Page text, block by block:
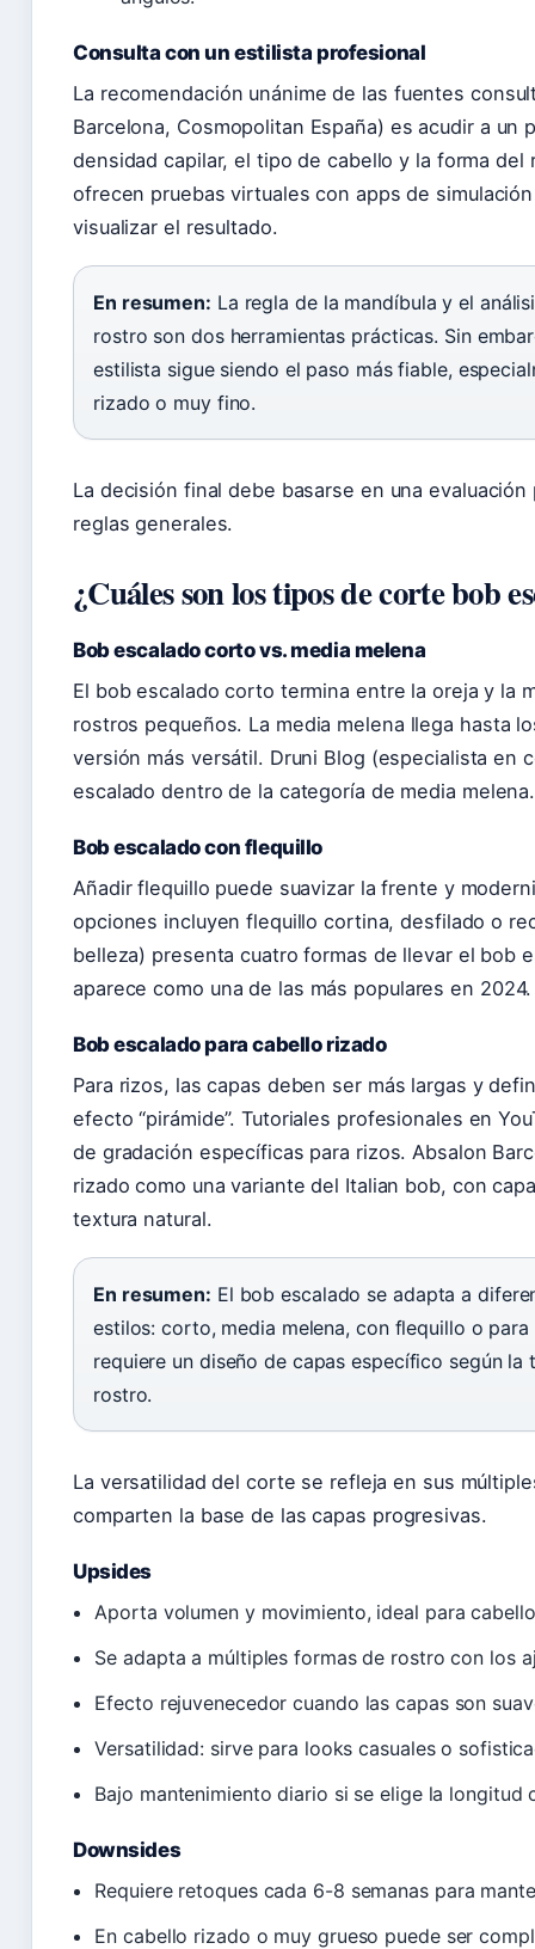
Consulta con un estilista profesional
La recomendación unánime de las fuentes
Barcelona, Cosmopolitan España) es acudir a un
densidad capilar, el tipo de cabello y la forma
ofrecen pruebas virtuales con apps de
visualizar el resultado.
En resumen: La regla de la mandíbula y el
rostro son dos herramientas prácticas. Sin
estilista sigue siendo el paso más fiable,
rizado o muy fino.
La decisión final debe basarse en una
reglas generales.
¿Cuáles son los tipos de corte bob
Bob escalado corto vs. media melena
El bob escalado corto termina entre la oreja y la
rostros pequeños. La media melena llega hasta
versión más versátil. Druni Blog (especialista en
escalado dentro de la categoría de media melena.
Bob escalado con flequillo
Añadir flequillo puede suavizar la frente y
opciones incluyen flequillo cortina, desfilado o
belleza) presenta cuatro formas de llevar el bob
aparece como una de las más populares en 2024.
Bob escalado para cabello rizado
Para rizos, las capas deben ser más largas y
efecto “pirámide”. Tutoriales profesionales en
de gradación específicas para rizos. Absalon
rizado como una variante del Italian bob, con
textura natural.
En resumen: El bob escalado se adapta a
estilos: corto, media melena, con flequillo o
requiere un diseño de capas específico según
rostro.
La versatilidad del corte se refleja en sus
comparten la base de las capas progresivas.
Upsides
Aporta volumen y movimiento, ideal para
Se adapta a múltiples formas de rostro con los
Efecto rejuvenecedor cuando las capas son
Versatilidad: sirve para looks casuales o
Bajo mantenimiento diario si se elige la longitud
Downsides
Requiere retoques cada 6-8 semanas para
En cabello rizado o muy grueso puede ser